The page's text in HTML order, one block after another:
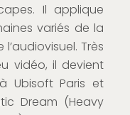
Il applique
variés de la
Très
vidéo, il devient
Ubisoft Paris et
Dream (Heavy